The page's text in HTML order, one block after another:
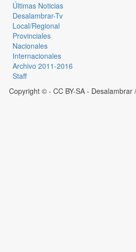
Últimas Noticias
Desalambrar-Tv
Local/Regional
Provinciales
Nacionales
Internacionales
Archivo 2011-2016
Staff
Copyright © - CC BY-SA - Desalambrar